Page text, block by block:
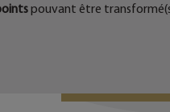
pouvant être